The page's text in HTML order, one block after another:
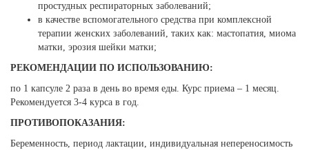
простудных респираторных заболеваний;
в качестве вспомогательного средства при комплексной
терапии женских заболеваний, таких как: мастопатия, миома
матки, эрозия шейки матки;
РЕКОМЕНДАЦИИ ПО ИСПОЛЬЗОВАНИЮ:
по 1 капсуле 2 раза в день во время еды. Курс приема – 1 месяц.
Рекомендуется 3-4 курса в год.
ПРОТИВОПОКАЗАНИЯ:
Беременность, период лактации, индивидуальная непереносимость